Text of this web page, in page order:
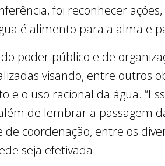
foi reconhecer
é alimento para a alma e
poder público e de
visando, entre outros
e o uso racional da água.
de lembrar a passagem
de coordenação, entre os
seja efetivada.